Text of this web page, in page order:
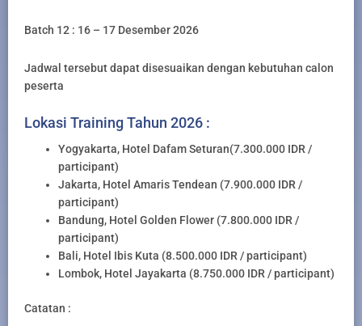
Batch 12 : 16 – 17 Desember 2026
Jadwal tersebut dapat disesuaikan dengan kebutuhan calon
peserta
Lokasi Training Tahun 2026 :
Yogyakarta, Hotel Dafam Seturan(7.300.000 IDR /
participant)
Jakarta, Hotel Amaris Tendean (7.900.000 IDR /
participant)
Bandung, Hotel Golden Flower (7.800.000 IDR /
participant)
Bali, Hotel Ibis Kuta (8.500.000 IDR / participant)
Lombok, Hotel Jayakarta (8.750.000 IDR / participant)
Catatan :